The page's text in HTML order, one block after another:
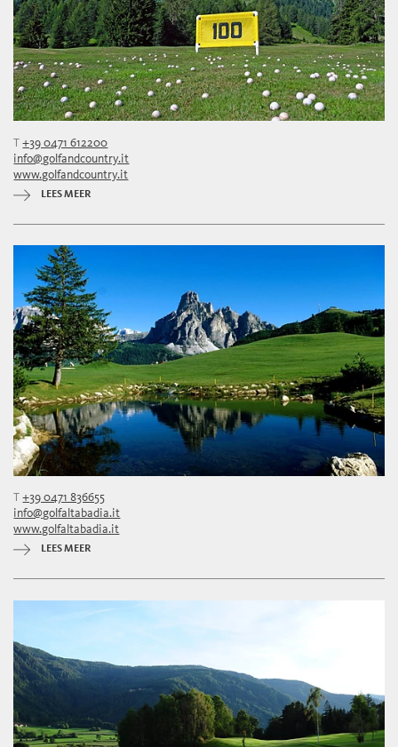
T+39 0471 612200
info@golfandcountry.it
www.golfandcountry.it
LEES MEER
T+39 0471 836655
info@golfaltabadia.it
www.golfaltabadia.it
LEES MEER